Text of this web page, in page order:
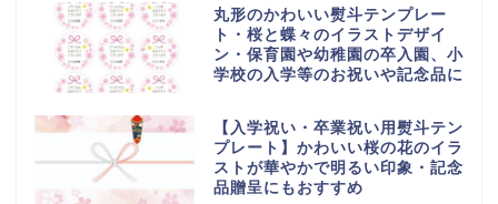
丸形のかわいい熨斗テンプレー
ト・桜と蝶々のイラストデザイ
ン・保育園や幼稚園の卒入園、小
学校の入学等のお祝いや記念品に
【入学祝い・卒業祝い用熨斗テン
プレート】かわいい桜の花のイラ
ストが華やかで明るい印象・記念
品贈呈にもおすすめ